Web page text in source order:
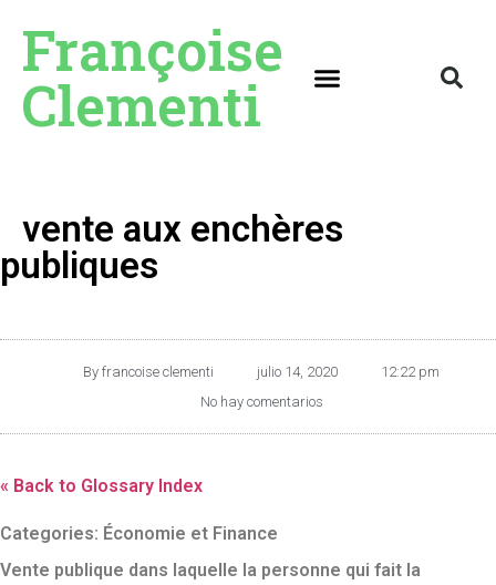
Françoise
Clementi
vente aux enchères
publiques
By francoise clementi julio 14, 2020
12:22 pm
No hay comentarios
« Back to Glossary Index
Categories: Économie et Finance
Vente publique dans laquelle la personne qui fait la